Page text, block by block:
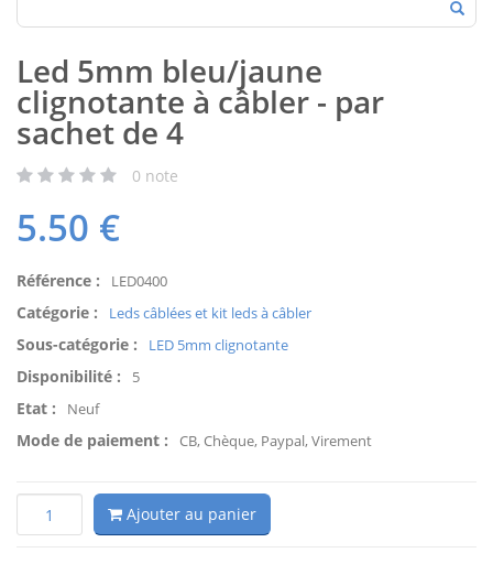
Led 5mm bleu/jaune
clignotante à câbler - par
sachet de 4
0 note
5.50 €
Référence : LED0400
Catégorie : Leds câblées et kit leds à câbler
Sous-catégorie : LED 5mm clignotante
Disponibilité : 5
Etat : Neuf
Mode de paiement : CB, Chèque, Paypal, Virement
Ajouter au panier